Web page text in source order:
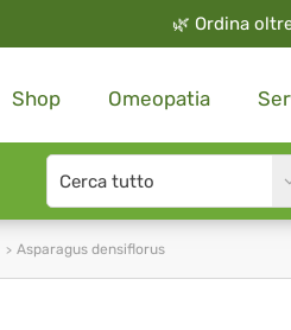
🌿 Ordina
Shop Omeopatia
Search
type
Asparagus densiflorus